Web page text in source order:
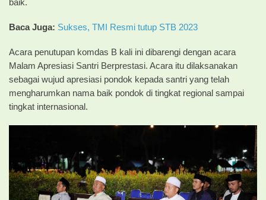
baik.
Baca Juga: Sukses, TMI Resmi tutup STB 2023
Acara penutupan komdas B kali ini dibarengi dengan acara
Malam Apresiasi Santri Berprestasi. Acara itu dilaksanakan
sebagai wujud apresiasi pondok kepada santri yang telah
mengharumkan nama baik pondok di tingkat regional sampai
tingkat internasional.